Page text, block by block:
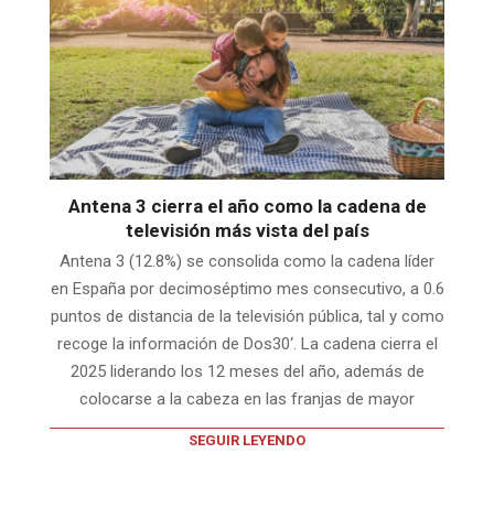
Antena 3 cierra el año como la cadena de
televisión más vista del país
Antena 3 (12.8%) se consolida como la cadena líder
en España por decimoséptimo mes consecutivo, a 0.6
puntos de distancia de la televisión pública, tal y como
recoge la información de Dos30‘. La cadena cierra el
2025 liderando los 12 meses del año, además de
colocarse a la cabeza en las franjas de mayor
SEGUIR LEYENDO